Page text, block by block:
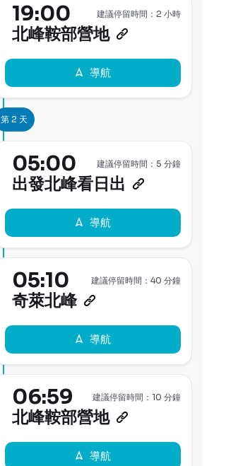
19:00
北峰鞍部營地
建議停留時間：2 小時
導航
第 2 天
05:00
出發北峰看日出
建議停留時間：5 分鐘
導航
05:10
奇萊北峰
建議停留時間：40 分鐘
導航
06:59
北峰鞍部營地
建議停留時間：10 分鐘
導航